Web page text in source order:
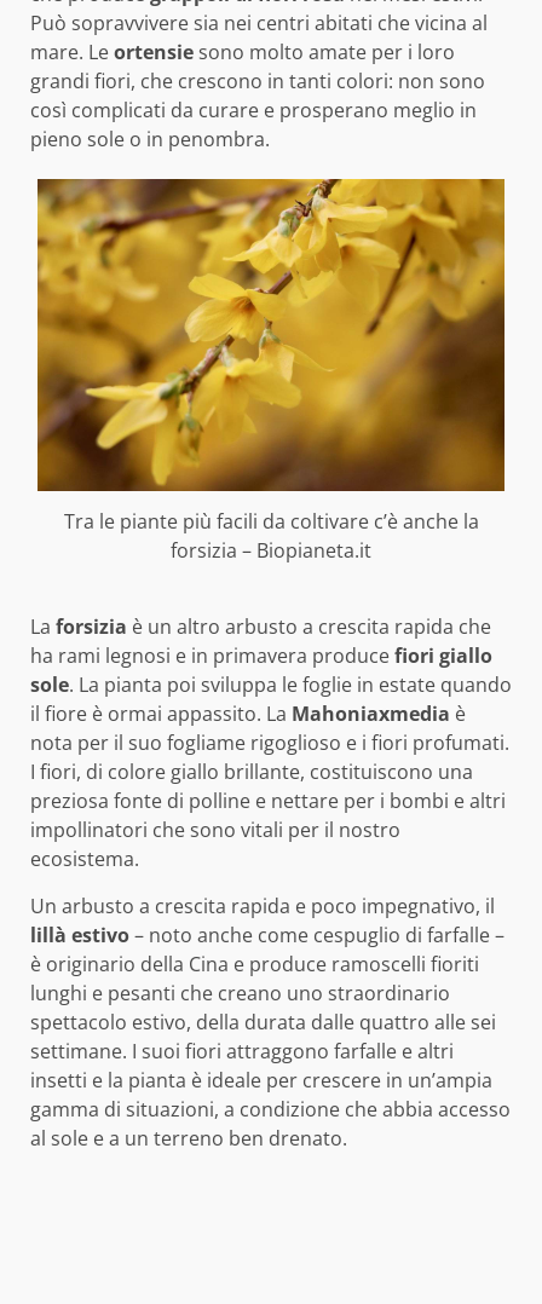
Può sopravvivere sia nei centri abitati che vicina al
mare. Leortensiesono molto amate per i loro
grandi fiori, che crescono in tanti colori: non sono
così complicati da curare e prosperano meglio in
pieno sole o in penombra.
Tra le piante più facili da coltivare c’è anche la
forsizia – Biopianeta.it
La forsizia è un altro arbusto a crescita rapida che
ha rami legnosi e in primavera producefiori giallo
sole. La pianta poi sviluppa le foglie in estate quando
il fiore è ormai appassito. La Mahoniaxmedia è
nota per il suo fogliame rigoglioso e i fiori profumati.
I fiori, di colore giallo brillante, costituiscono una
preziosa fonte di polline e nettare per i bombi e altri
impollinatori che sono vitali per il nostro
ecosistema.
Un arbusto a crescita rapida e poco impegnativo, il
lillà estivo– noto anche come cespuglio di farfalle –
è originario della Cina e produce ramoscelli fioriti
lunghi e pesanti che creano uno straordinario
spettacolo estivo, della durata dalle quattro alle sei
settimane. I suoi fiori attraggono farfalle e altri
insetti e la pianta è ideale per crescere in un’ampia
gamma di situazioni, a condizione che abbia accesso
al sole e a un terreno ben drenato.